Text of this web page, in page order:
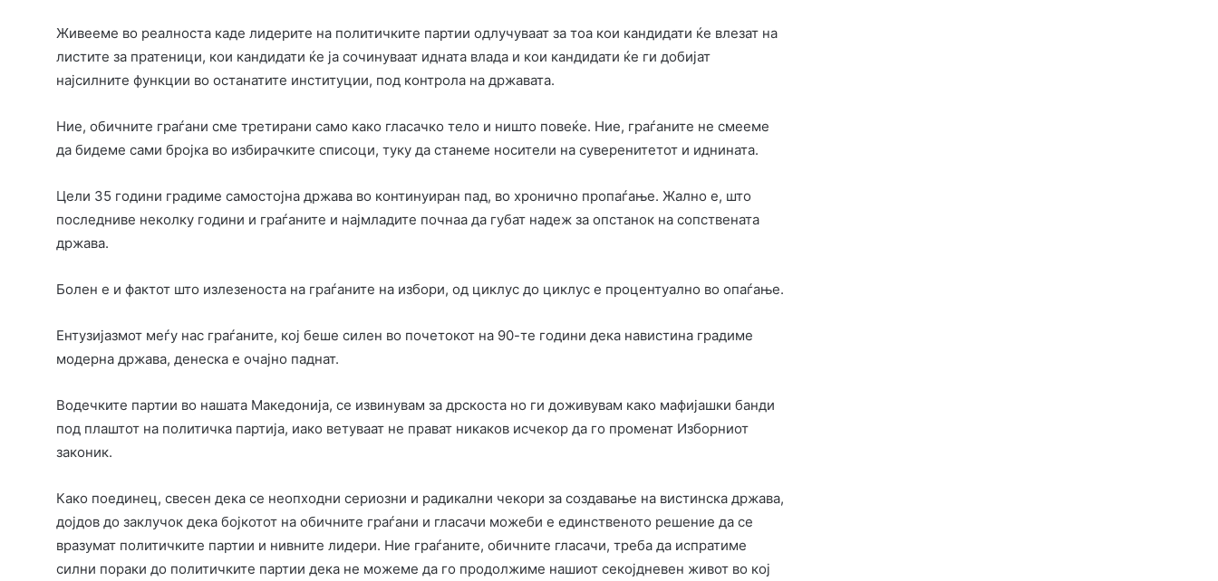
Живееме во реалноста каде лидерите на политичките партии одлучуваат за тоа кои кандидати ќе влезат на
листите за пратеници, кои кандидати ќе ја сочинуваат идната влада и кои кандидати ќе ги добијат
најсилните функции во останатите институции, под контрола на државата.
Ние, обичните граѓани сме третирани само како гласачко тело и ништо повеќе. Ние, граѓаните не смееме
да бидеме сами бројка во избирачките списоци, туку да станеме носители на суверенитетот и иднината.
Цели 35 години градиме самостојна држава во континуиран пад, во хронично пропаѓање. Жално е, што
последниве неколку години и граѓаните и најмладите почнаа да губат надеж за опстанок на сопствената
држава.
Болен е и фактот што излезеноста на граѓаните на избори, од циклус до циклус е процентуално во опаѓање.
Ентузијазмот меѓу нас граѓаните, кој беше силен во почетокот на 90-те години дека навистина градиме
модерна држава, денеска е очајно паднат.
Водечките партии во нашата Македонија, се извинувам за дрскоста но ги доживувам како мафијашки банди
под плаштот на политичка партија, иако ветуваат не прават никаков исчекор да го променат Изборниот
законик.
Како поединец, свесен дека се неопходни сериозни и радикални чекори за создавање на вистинска држава,
дојдов до заклучок дека бојкотот на обичните граѓани и гласачи можеби е единственото решение да се
вразумат политичките партии и нивните лидери. Ние граѓаните, обичните гласачи, треба да испратиме
силни пораки до политичките партии дека не можеме да го продолжиме нашиот секојдневен живот во кој